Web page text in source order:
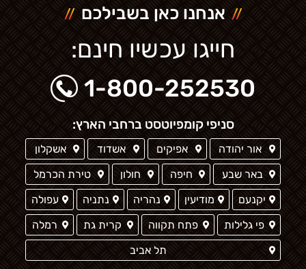
אנחנו כאן בשבילכם
חייגו עכשיו חינם:
1-800-252530
סניפי קומפיוטסט ברחבי הארץ:
אור יהודה אפיקים אשדוד
אשקלון
באר שבע
חיפה חולון
טירת הכרמל
יקנעם
מודיעין נהריה נתניה
עפולה
פי גלילות
פתח תקווה קרית גת
רמלה
תל אביב